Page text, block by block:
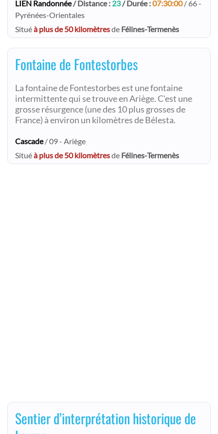
LIEN Randonnée/ Distance : 23/ Durée :07:30:00/ 66 -
Pyrénées-Orientales
Situéà plus de 50 kilomètresde Félines-Termenès
Fontaine de Fontestorbes
La fontaine de Fontestorbes est une fontaine
intermittente qui se trouve en Ariège. C'est une
grosse résurgence (une des 10 plus grosses de
France) à environ un kilomètres de Bélesta.
Cascade/ 09 - Ariège
Situéà plus de 50 kilomètresde Félines-Termenès
Sentier d’interprétation historique de